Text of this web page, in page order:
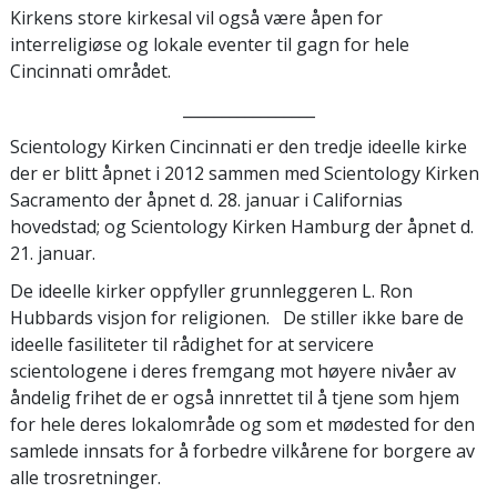
Kirkens store kirkesal vil også være åpen for
interreligiøse og lokale eventer til gagn for hele
Cincinnati området.
Scientology Kirken Cincinnati er den tredje ideelle kirke
der er blitt åpnet i 2012 sammen med Scientology Kirken
Sacramento der åpnet d. 28. januar i Californias
hovedstad; og Scientology Kirken Hamburgder åpnetd.
21. januar.
De ideelle kirker oppfyller grunnleggeren L. Ron
Hubbards visjon for religionen. De stiller ikke bare de
ideelle fasiliteter til rådighet for at servicere
scientologene i deres fremgang mot høyere nivåer av
åndelig frihet de er også innrettet til å tjene som hjem
for hele deres lokalområde og som et mødested for den
samlede innsats for å forbedre vilkårene for borgere av
alle trosretninger.